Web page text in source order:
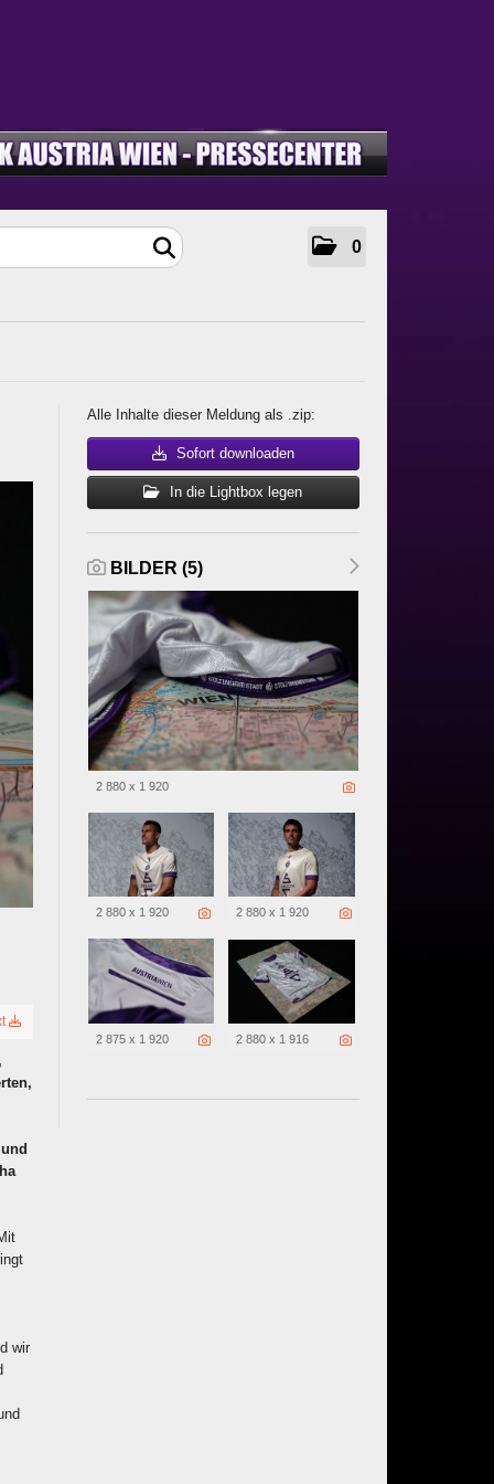
0
wir
Alle Inhalte dieser Meldung als .zip:
Sofort downloaden
In die Lightbox legen
BILDER (5)
2 880 x 1 920
2 880 x 1 920 2 880 x 1 920
2 875 x 1 920 2 880 x 1 916